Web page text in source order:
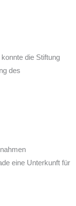
die Stiftung
des
eine Unterkunft für